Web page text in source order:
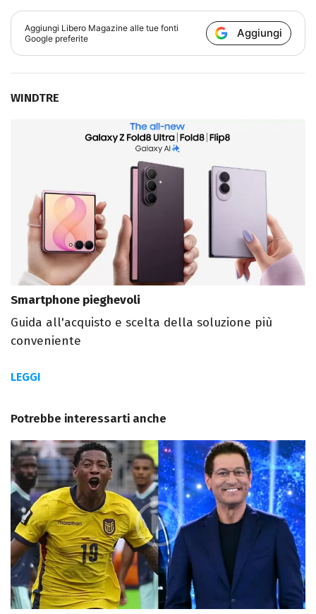
Aggiungi Libero Magazine alle tue fonti
Google preferite
Aggiungi
WINDTRE
Smartphone pieghevoli
Guida all'acquisto e scelta della soluzione più
conveniente
LEGGI
Potrebbe interessarti anche